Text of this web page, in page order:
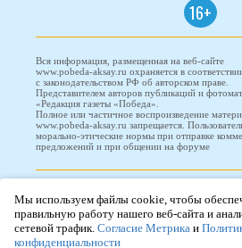
16+
Вся информация, размещенная на веб-сайте
www.pobeda-aksay.ru охраняется в
с законодательством РФ об авторском праве.
Представителем авторов публикаций и
«Редакция газеты «Победа».
Полное или частичное воспроизведение
www.pobeda-aksay.ru запрещается.
морально-этические нормы при отправке
предложений и при общении на форуме
Мы используем файлы cookie, чтобы
правильную работу нашего веб-сайта и
сетевой трафик. Согласие Метрика и
конфиденциальности